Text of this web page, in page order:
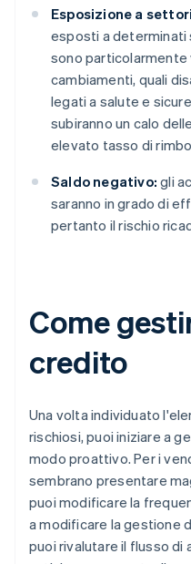
Esposizione a
esposti a
sono particolarmente
cambiamenti, quali
legati a salute e
subiranno un calo
elevato tasso di
Saldo negativo: gli
saranno in grado di
pertanto il rischio
Come
credito
Una volta individuato
rischiosi, puoi iniziare a
modo proattivo. Per i
sembrano presentare
puoi modificare la
a modificare la gestione
puoi rivalutare il flusso di